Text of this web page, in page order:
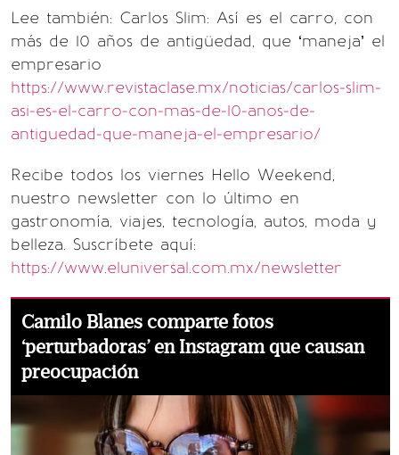
Lee también: Carlos Slim: Así es el carro, con
más de 10 años de antigüedad, que ‘maneja’ el
empresario
https://www.revistaclase.mx/noticias/carlos-slim-
asi-es-el-carro-con-mas-de-10-anos-de-
antiguedad-que-maneja-el-empresario/
Recibe todos los viernes Hello Weekend,
nuestro newsletter con lo último en
gastronomía, viajes, tecnología, autos, moda y
belleza. Suscríbete aquí:
https://www.eluniversal.com.mx/newsletter
Camilo Blanes comparte fotos
‘perturbadoras’ en Instagram que causan
preocupación